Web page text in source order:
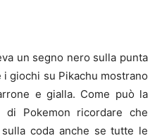
un segno nero sulla punta
giochi su Pikachu mostrano
e gialla. Come può la
Pokemon ricordare che
coda anche se tutte le